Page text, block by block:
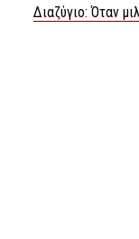
Διαζύγιο: Όταν